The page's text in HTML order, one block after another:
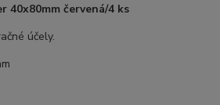
40x80mm červená/4 ks
účely.